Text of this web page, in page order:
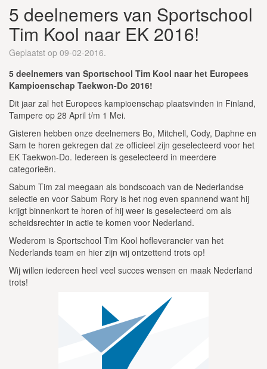
WEBSHOP
SCHRIJF JE NU IN!
CONTACT
5 deelnemers van Sportschool
Tim Kool naar EK 2016!
Geplaatst op 09-02-2016.
5 deelnemers van Sportschool Tim Kool naar het Europees
Kampioenschap Taekwon-Do 2016!
Dit jaar zal het Europees kampioenschap plaatsvinden in Finland,
Tampere op 28 April t/m 1 Mei.
Gisteren hebben onze deelnemers Bo, Mitchell, Cody, Daphne en
Sam te horen gekregen dat ze officieel zijn geselecteerd voor het
EK Taekwon-Do. Iedereen is geselecteerd in meerdere
categorieën.
Sabum Tim zal meegaan als bondscoach van de Nederlandse
selectie en voor Sabum Rory is het nog even spannend want hij
krijgt binnenkort te horen of hij weer is geselecteerd om als
scheidsrechter in actie te komen voor Nederland.
Wederom is Sportschool Tim Kool hofleverancier van het
Nederlands team en hier zijn wij ontzettend trots op!
Wij willen iedereen heel veel succes wensen en maak Nederland
trots!